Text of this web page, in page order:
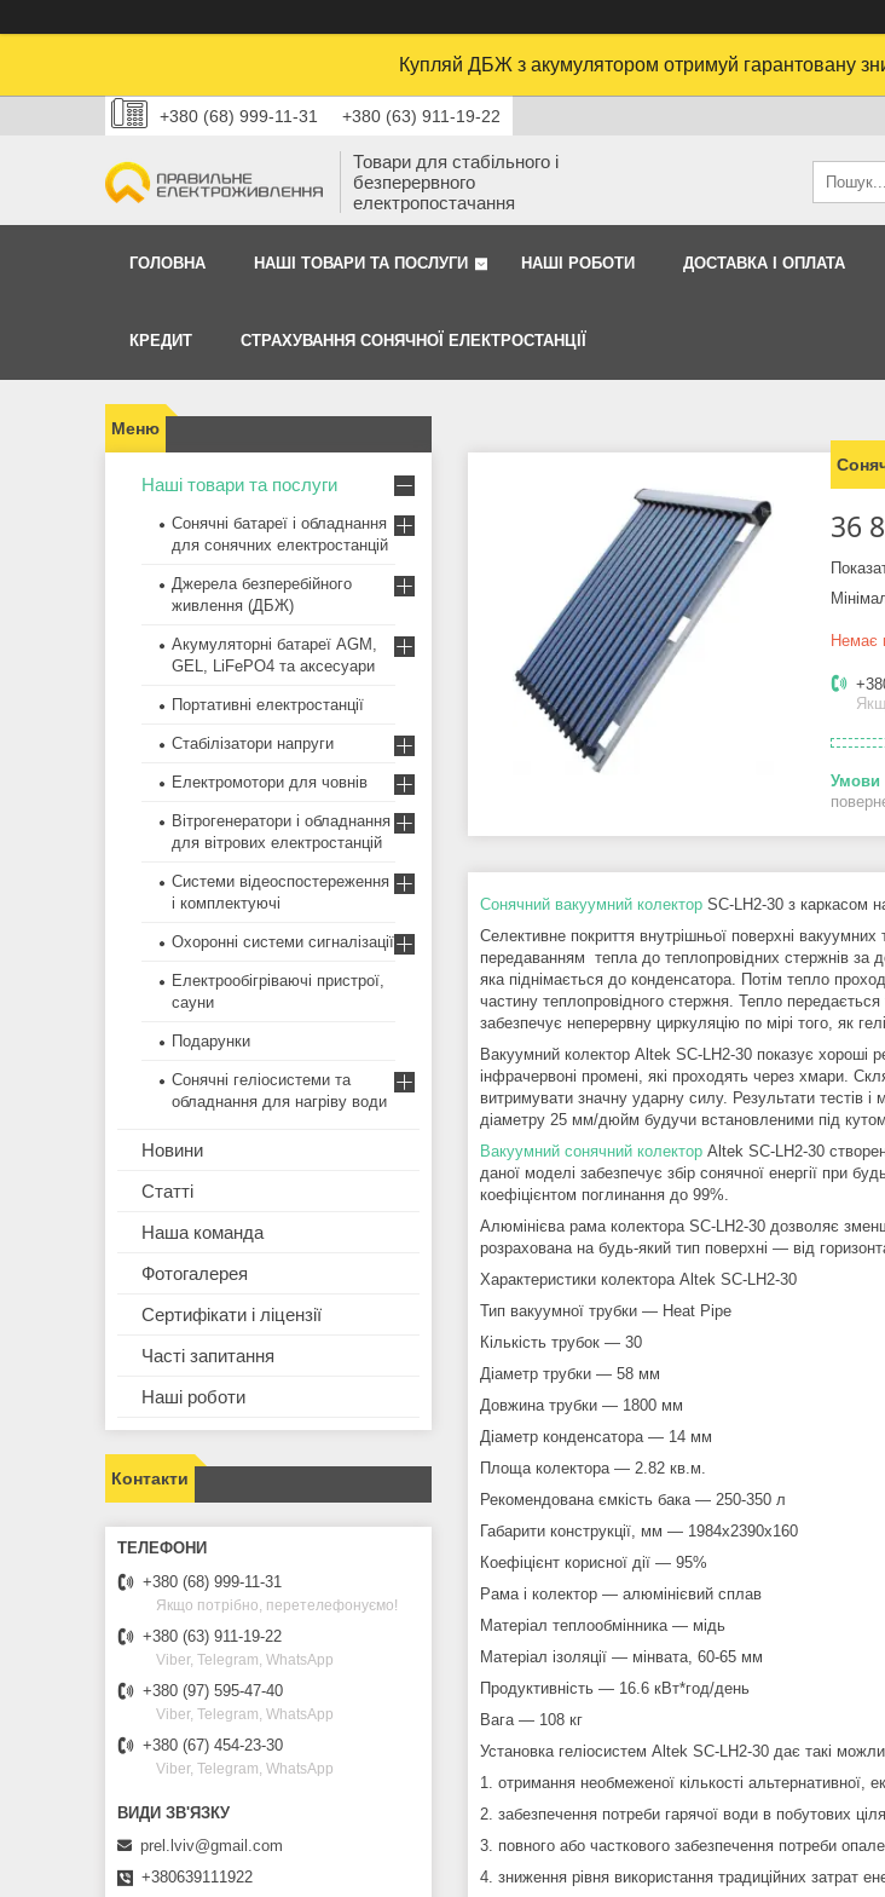
Купляй ДБЖ з акумулятором отримуй гарантовану
+380 (68) 999-11-31 +380 (63) 911-19-22
Товари для стабільного і
безперервного
електропостачання
ГОЛОВНА НАШІ ТОВАРИ ТА ПОСЛУГИ НАШI РОБОТИ ДОСТАВКА І ОПЛАТА
КРЕДИТ СТРАХУВАННЯ СОНЯЧНОЇ ЕЛЕКТРОСТАНЦІЇ
36
Немає
Сонячний вакуумний колектор SC-LH2-30 з каркасом
Селективне покриття внутрішньої поверхні
передаванням тепла до теплопровідних стержнів за
яка піднімається до конденсатора. Потім тепло
частину теплопровідного стержня. Тепло
забезпечує неперервну циркуляцію по мірі того, як
Вакуумний колектор Altek SC-LH2-30 показує хороші
інфрачервоні промені, які проходять через хмари.
витримувати значну ударну силу. Результати
діаметру 25 мм/дюйм будучи встановленими під кутом
Вакуумний сонячний колектор Altek SC-LH2-30
даної моделі забезпечує збір сонячної енергії при
коефіцієнтом поглинання до 99%.
Алюмінієва рама колектора SC-LH2-30 дозволяє
розрахована на будь-який тип поверхні ― від
Характеристики колектора Altek SC-LH2-30
Тип вакуумної трубки ― Heat Pipe
Кількість трубок ― 30
Діаметр трубки ― 58 мм
Довжина трубки ― 1800 мм
Діаметр конденсатора ― 14 мм
Площа колектора ― 2.82 кв.м.
Рекомендована ємкість бака ― 250-350 л
Габарити конструкції, мм ― 1984х2390х160
Коефіцієнт корисної дії ― 95%
Рама і колектор ― алюмінієвий сплав
Матеріал теплообмінника ― мідь
Матеріал ізоляції ― мінвата, 60-65 мм
Продуктивність ― 16.6 кВт*год/день
Вага ― 108 кг
Установка геліосистем Altek SC-LH2-30 дає такі
1. отримання необмеженої кількості альтернативної,
2. забезпечення потреби гарячої води в побутових
3. повного або часткового забезпечення потреби
4. зниження рівня використання традиційних затрат
Наші товари та послуги
Сонячні батареї і обладнання
для сонячних електростанцій
Джерела безперебійного
живлення (ДБЖ)
Акумуляторні батареї AGM,
GEL, LiFePO4 та аксесуари
Портативні електростанції
Стабілізатори напруги
Електромотори для човнів
Вітрогенератори і обладнання
для вітрових електростанцій
Системи відеоспостереження
і комплектуючі
Охоронні системи сигналізації
Електрообігріваючі пристрої,
сауни
Подарунки
Сонячні геліосистеми та
обладнання для нагріву води
Новини
Статті
Наша команда
Фотогалерея
Сертифікати і ліцензії
Часті запитання
Наші роботи
Контакти
+380 (68) 999-11-31
Якщо потрібно, перетелефонуємо!
+380 (63) 911-19-22
Viber, Telegram, WhatsApp
+380 (97) 595-47-40
Viber, Telegram, WhatsApp
+380 (67) 454-23-30
Viber, Telegram, WhatsApp
prel.lviv@gmail.com
+380639111922